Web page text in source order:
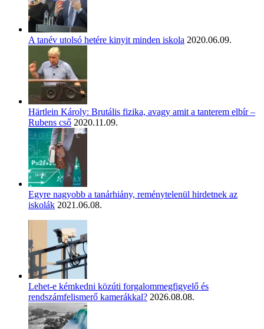
A tanév utolsó hetére kinyit minden iskola 2020.06.09.
Härtlein Károly: Brutális fizika, avagy amit a tanterem elbír –
Rubens cső 2020.11.09.
Egyre nagyobb a tanárhiány, reménytelenül hirdetnek az
iskolák 2021.06.08.
Lehet-e kémkedni közúti forgalommegfigyelő és
rendszámfelismerő kamerákkal? 2026.08.08.